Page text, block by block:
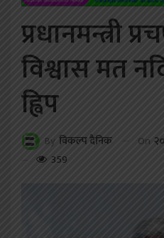
प्रधानमन्त्री
विश्वास मत
ह्विप
By विकल्प दैनिक On
359